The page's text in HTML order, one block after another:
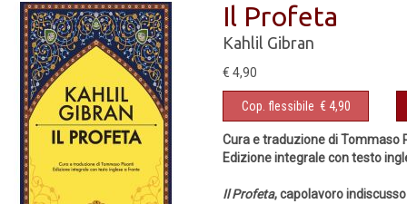
Il Profeta
Kahlil Gibran
€ 4,90
Cop. flessibile € 4,90
Cura e traduzione di Tommaso
Edizione integrale con testo
Il Profeta, capolavoro